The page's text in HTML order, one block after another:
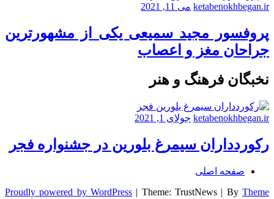
ketabenokhbegan.ir می 11, 2021
پروفسور مجید سمیعی یکی از مشهورترین
جراحان مغز و اعصاب
نخبگان فرهنگ و هنر
ketabenokhbegan.ir جولای 1, 2021
رکوردداران سیمرغ بلورین در جشنواره فجر
صفحه اصلی
Proudly powered by WordPress | Theme: TrustNews | ByTheme